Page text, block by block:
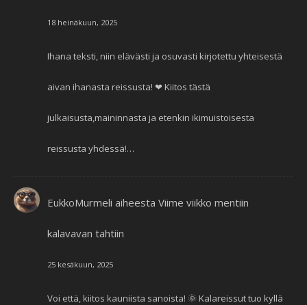
18 heinäkuun, 2025
Ihana teksti, niin elävästi ja osuvasti kirjotettu yhteisestä
aivan ihanasta reissusta! ❤ Kiitos tästä
julkaisusta,maininnasta ja etenkin ikimuistoisesta
reissusta yhdessä!…
EukkoMurmeli aiheesta Viime viikko mentiin
kalavavan tahtiin
25 kesäkuun, 2025
Voi että, kiitos kauniista sanoista! 🌞 Kalareissut tuo kyllä